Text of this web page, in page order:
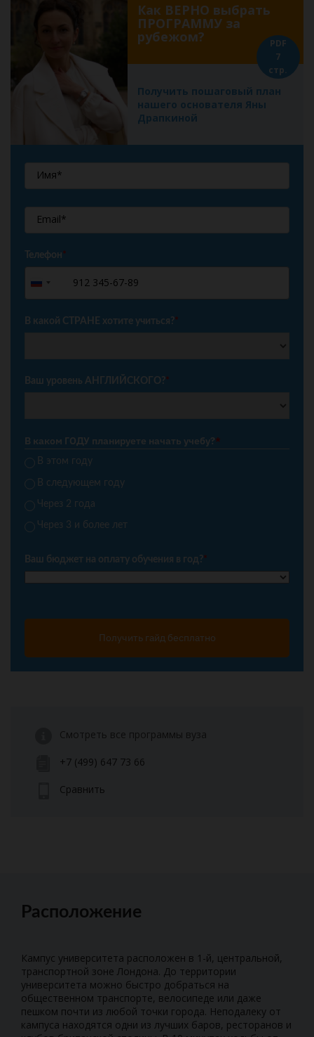
Как ВЕРНО выбрать
ПРОГРАММУ за
рубежом?
Получить пошаговый план
нашего основателя Яны
Драпкиной
PDF
7
стр.
Телефон*
Russia
+7
В какой СТРАНЕ хотите учиться?*
Ваш уровень АНГЛИЙСКОГО?*
В каком ГОДУ планируете начать учебу?*
В этом году
В следующем году
Через 2 года
Через 3 и более лет
Ваш бюджет на оплату обучения в год?*
Получить гайд бесплатно
Смотреть все программы вуза
+7 (499) 647 73 66
Сравнить
Расположение
Кампус университета расположен в 1-й, центральной,
транспортной зоне Лондона. До территории
университета можно быстро добраться на
общественном транспорте, велосипеде или даже
пешком почти из любой точки города. Неподалеку от
кампуса находятся одни из лучших баров, ресторанов и